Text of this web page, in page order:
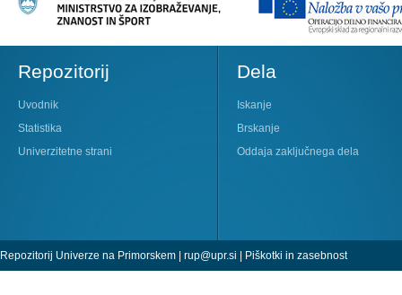
Repozitorij
Uvodnik
Statistika
Univerzitetne strani
Dela
Iskanje
Brskanje
Oddaja zaključnega dela
Repozitorij Univerze na Primorskem | rup@upr.si | Piškotki in zasebnost